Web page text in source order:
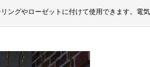
グやローゼットに付けて使用できます。電気